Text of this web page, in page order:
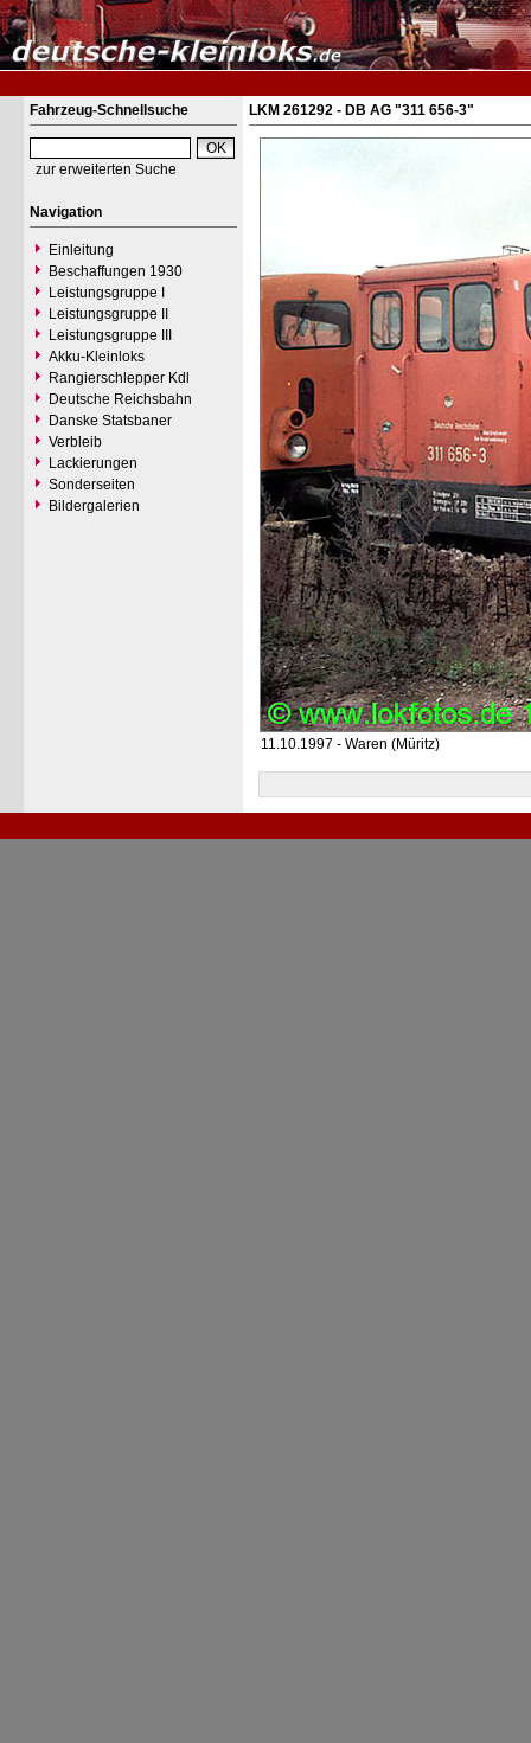
Fahrzeug-Schnellsuche
zur erweiterten Suche
Navigation
Einleitung
Beschaffungen 1930
Leistungsgruppe I
Leistungsgruppe II
Leistungsgruppe III
Akku-Kleinloks
Rangierschlepper Kdl
Deutsche Reichsbahn
Danske Statsbaner
Verbleib
Lackierungen
Sonderseiten
Bildergalerien
LKM 261292 - DB AG "311 656-3"
11.10.1997 - Waren (Müritz)